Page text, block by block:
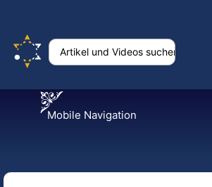
Mobile Navigation